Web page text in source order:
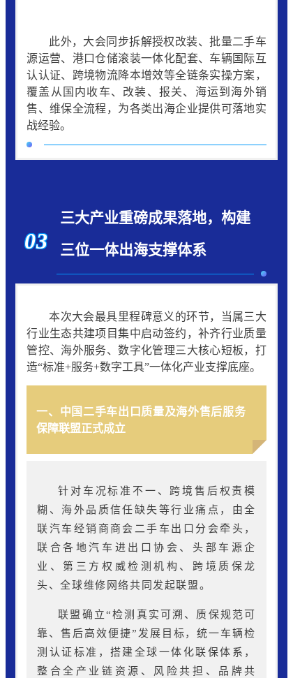
此外，大会同步拆解授权改装、批量二手车
源运营、港口仓储滚装一体化配套、车辆国际互
认认证、跨境物流降本增效等全链条实操方案，
覆盖从国内收车、改装、报关、海运到海外销
售、维保全流程，为各类出海企业提供可落地实
战经验。
03
三大产业重磅成果落地，构建
三位一体出海支撑体系
本次大会最具里程碑意义的环节，当属三大
行业生态共建项目集中启动签约，补齐行业质量
管控、海外服务、数字化管理三大核心短板，打
造“标准+服务+数字工具”一体化产业支撑底座。
一、中国二手车出口质量及海外售后服务
保障联盟正式成立
针对车况标准不一、跨境售后权责模
糊、海外品质信任缺失等行业痛点，由全
联汽车经销商商会二手车出口分会牵头，
联合各地汽车进出口协会、头部车源企
业、第三方权威检测机构、跨境质保龙
头、全球维修网络共同发起联盟。
联盟确立“检测真实可溯、质保规范可
靠、售后高效便捷”发展目标，统一车辆检
测认证标准，搭建全球一体化联保体系，
整合全产业链资源、风险共担、品牌共